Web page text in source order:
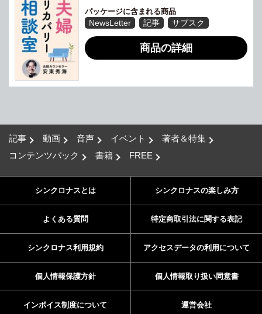
パッケージに含まれる商品
NewsLetter 記事 サブスク
商品の詳細
記事 動画 音声 イベント
著者＆特集
コンテンツパック
書籍 FREE
シンクロナスとは シンクロナスの楽しみ方
よくある質問 特定商取引法に関する表記
シンクロナス利用規約 アクセスデータの利用について
個人情報保護方針 個人情報取り扱い同意書
インボイス制度について 運営会社